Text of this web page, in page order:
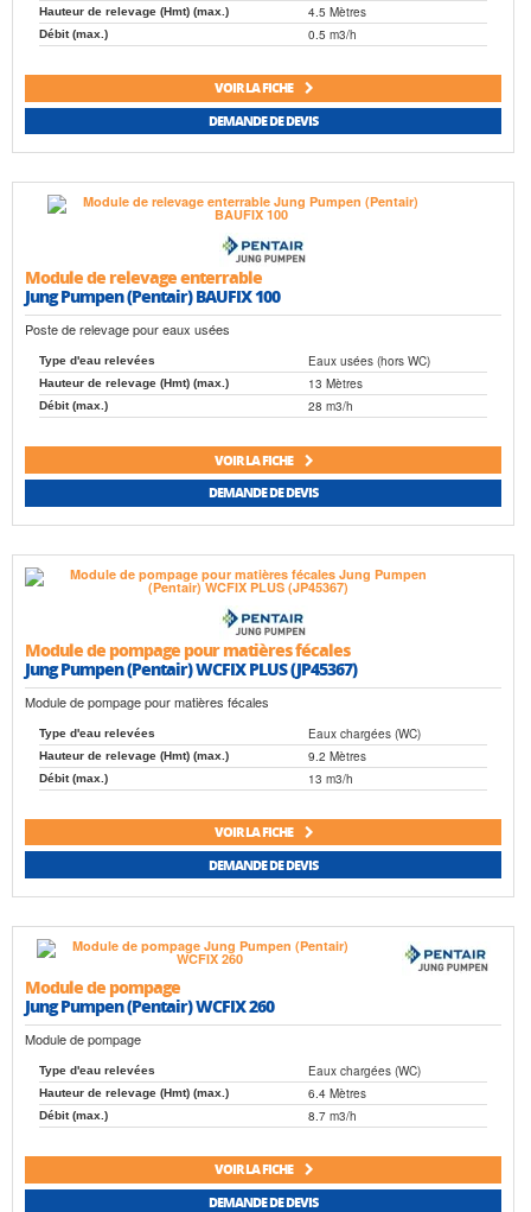
Hauteur de relevage (Hmt) (max.) 4.5 Mètres
Débit (max.) 0.5 m3/h
VOIR LA FICHE
DEMANDE DE DEVIS
Module de relevage enterrable
Jung Pumpen (Pentair) BAUFIX 100
Poste de relevage pour eaux usées
Type d'eau relevées Eaux usées (hors WC)
Hauteur de relevage (Hmt) (max.) 13 Mètres
Débit (max.) 28 m3/h
VOIR LA FICHE
DEMANDE DE DEVIS
Module de pompage pour matières fécales
Jung Pumpen (Pentair) WCFIX PLUS (JP45367)
Module de pompage pour matières fécales
Type d'eau relevées Eaux chargées (WC)
Hauteur de relevage (Hmt) (max.) 9.2 Mètres
Débit (max.) 13 m3/h
VOIR LA FICHE
DEMANDE DE DEVIS
Module de pompage
Jung Pumpen (Pentair) WCFIX 260
Module de pompage
Type d'eau relevées Eaux chargées (WC)
Hauteur de relevage (Hmt) (max.) 6.4 Mètres
Débit (max.) 8.7 m3/h
VOIR LA FICHE
DEMANDE DE DEVIS